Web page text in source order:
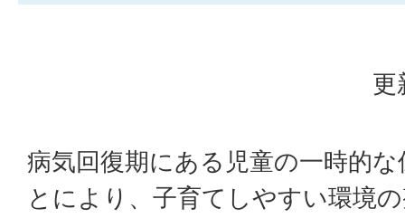
更
病気回復期にある児童の一時的
とにより、子育てしやすい環境